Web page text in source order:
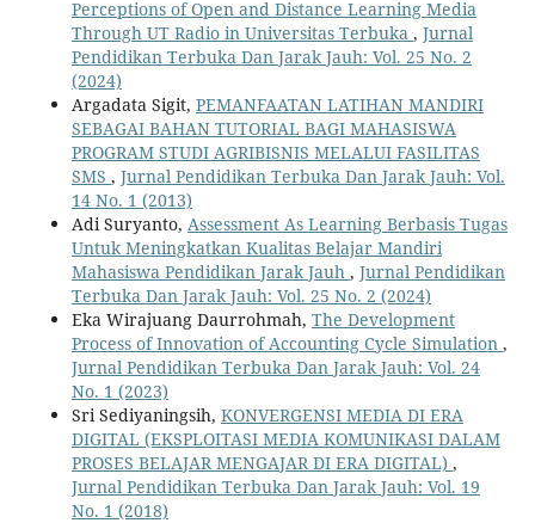
Perceptions of Open and Distance Learning Media
Through UT Radio in Universitas Terbuka , Jurnal
Pendidikan Terbuka Dan Jarak Jauh: Vol. 25 No. 2
(2024)
Argadata Sigit, PEMANFAATAN LATIHAN MANDIRI
SEBAGAI BAHAN TUTORIAL BAGI MAHASISWA
PROGRAM STUDI AGRIBISNIS MELALUI FASILITAS
SMS , Jurnal Pendidikan Terbuka Dan Jarak Jauh: Vol.
14 No. 1 (2013)
Adi Suryanto, Assessment As Learning Berbasis Tugas
Untuk Meningkatkan Kualitas Belajar Mandiri
Mahasiswa Pendidikan Jarak Jauh , Jurnal Pendidikan
Terbuka Dan Jarak Jauh: Vol. 25 No. 2 (2024)
Eka Wirajuang Daurrohmah, The Development
Process of Innovation of Accounting Cycle Simulation ,
Jurnal Pendidikan Terbuka Dan Jarak Jauh: Vol. 24
No. 1 (2023)
Sri Sediyaningsih, KONVERGENSI MEDIA DI ERA
DIGITAL (EKSPLOITASI MEDIA KOMUNIKASI DALAM
PROSES BELAJAR MENGAJAR DI ERA DIGITAL) ,
Jurnal Pendidikan Terbuka Dan Jarak Jauh: Vol. 19
No. 1 (2018)